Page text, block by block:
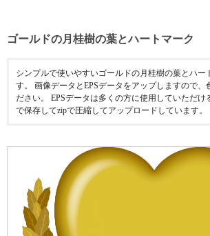
ゴールドの月桂樹の葉とハートマーク
シンプルで使いやすいゴールドの月桂樹の葉とハー
す。 画像データとEPSデータをアップしますので、
ださい。 EPSデータは多くの方に使用していただけ
で保存してzipで圧縮してアップロードしています。